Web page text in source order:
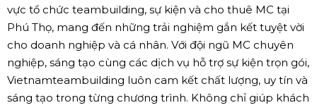
vực tổ chức teambuilding, sự kiện và cho thuê MC tại
Phú Thọ, mang đến những trải nghiệm gắn kết tuyệt vời
cho doanh nghiệp và cá nhân. Với đội ngũ MC chuyên
nghiệp, sáng tạo cùng các dịch vụ hỗ trợ sự kiện trọn gói,
Vietnamteambuilding luôn cam kết chất lượng, uy tín và
sáng tạo trong từng chương trình. Không chỉ giúp khách